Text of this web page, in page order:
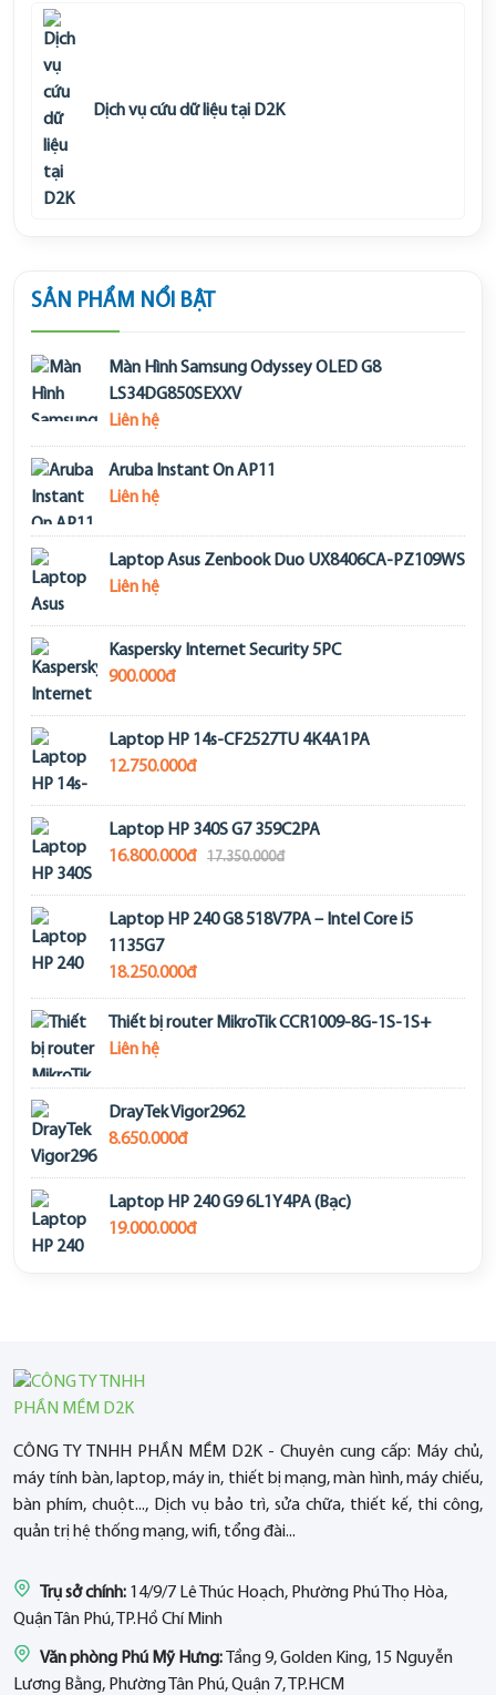
Dịch vụ cứu dữ liệu tại D2K
SẢN PHẨM NỔI BẬT
Màn Hình Samsung Odyssey OLED G8
LS34DG850SEXXV
Liên hệ
Aruba Instant On AP11
Liên hệ
Laptop Asus Zenbook Duo UX8406CA-PZ109WS
Liên hệ
Kaspersky Internet Security 5PC
900.000đ
Laptop HP 14s-CF2527TU 4K4A1PA
12.750.000đ
Laptop HP 340S G7 359C2PA
16.800.000đ
17.350.000đ
Laptop HP 240 G8 518V7PA – Intel Core i5
1135G7
18.250.000đ
Thiết bị router MikroTik CCR1009-8G-1S-1S+
Liên hệ
DrayTek Vigor2962
8.650.000đ
Laptop HP 240 G9 6L1Y4PA (Bạc)
19.000.000đ
CÔNG TY TNHH PHẦN MỀM D2K - Chuyên cung cấp: Máy chủ,
máy tính bàn, laptop, máy in, thiết bị mạng, màn hình, máy chiếu,
bàn phím, chuột..., Dịch vụ bảo trì, sửa chữa, thiết kế, thi công,
quản trị hệ thống mạng, wifi, tổng đài...
Trụ sở chính: 14/9/7 Lê Thúc Hoạch, Phường Phú Thọ Hòa,
Quận Tân Phú, TP.Hồ Chí Minh
Văn phòng Phú Mỹ Hưng:
Tầng 9, Golden King, 15 Nguyễn
Lương Bằng, Phường Tân Phú, Quận 7, TP.HCM